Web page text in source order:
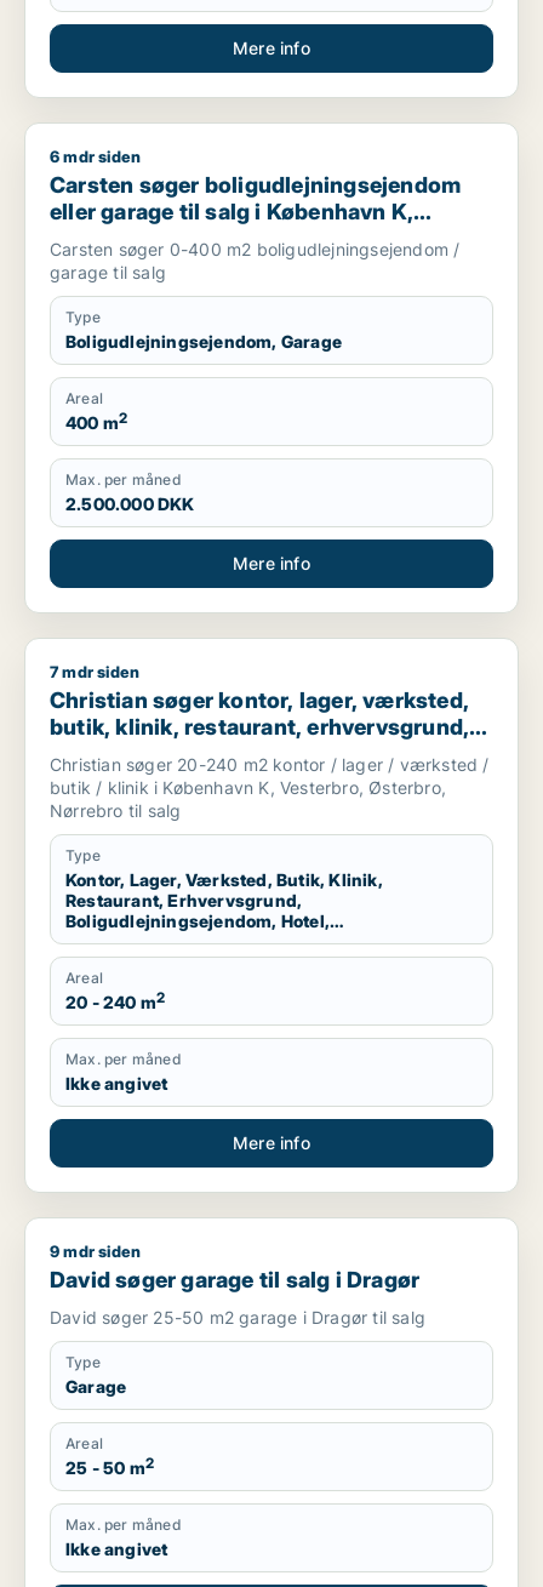
Mere info
Carsten søger boligudlejningsejendom eller garage til salg i
6 mdr siden
Carsten søger boligudlejningsejendom
eller garage til salg i København K,
Vesterbro eller Østerbro m.fl.
Carsten søger 0-400 m2 boligudlejningsejendom /
garage til salg
Type
Boligudlejningsejendom, Garage
Areal
400 m2
Max. per måned
2.500.000 DKK
Mere info
Christian søger kontor, lager, værksted, butik, klinik,
7 mdr siden
Christian søger kontor, lager, værksted,
butik, klinik, restaurant, erhvervsgrund,
boligudlejningsejendom, hotel,
produktionslokaler eller garage til salg i
København K, Vesterbro eller Østerbro
m.fl.
Christian søger 20-240 m2 kontor / lager / værksted /
butik / klinik i København K, Vesterbro, Østerbro,
Nørrebro til salg
Type
Kontor, Lager, Værksted, Butik, Klinik,
Restaurant, Erhvervsgrund,
Boligudlejningsejendom, Hotel,
Produktionslokaler, Garage
Areal
20 - 240 m2
Max. per måned
Ikke angivet
Mere info
David søger garage til salg i Dragør
9 mdr siden
David søger garage til salg i Dragør
David søger 25-50 m2 garage i Dragør til salg
Type
Garage
Areal
25 - 50 m2
Max. per måned
Ikke angivet